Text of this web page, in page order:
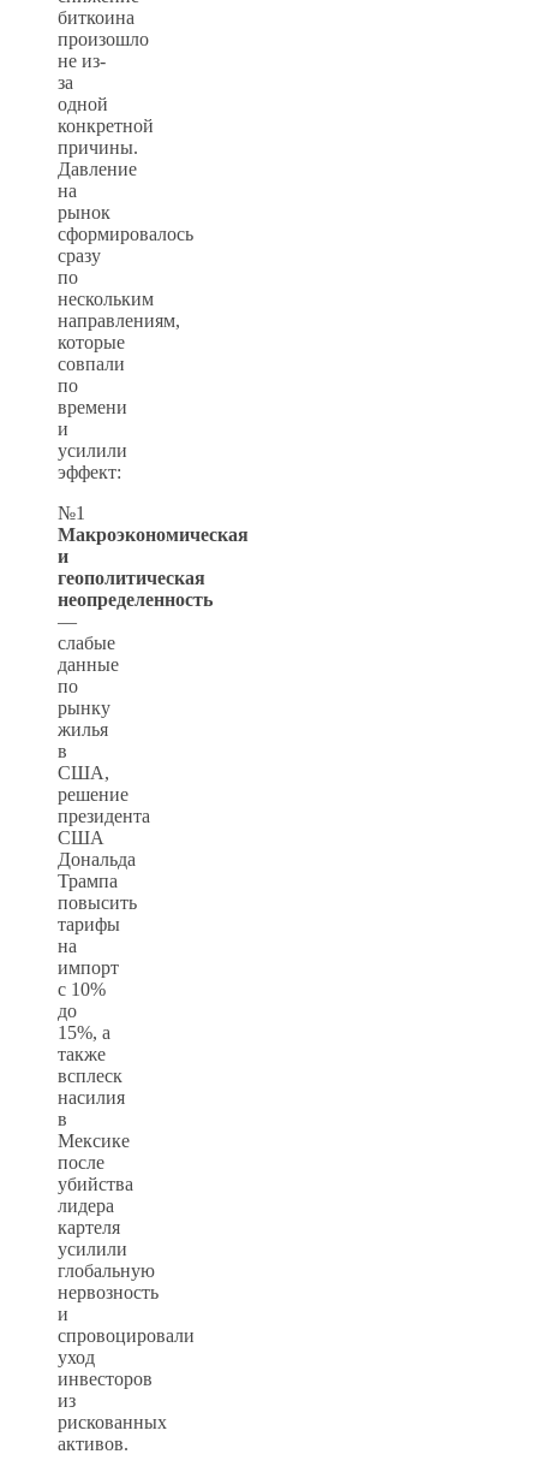
биткоина
произошло
не из-
за
одной
конкретной
причины.
Давление
на
рынок
сформировалось
сразу
по
нескольким
направлениям,
которые
совпали
по
времени
и
усилили
эффект:
№1
Макроэкономическая
и
геополитическая
неопределенность
—
слабые
данные
по
рынку
жилья
в
США,
решение
президента
США
Дональда
Трампа
повысить
тарифы
на
импорт
с 10%
до
15%, а
также
всплеск
насилия
в
Мексике
после
убийства
лидера
картеля
усилили
глобальную
нервозность
и
спровоцировали
уход
инвесторов
из
рискованных
активов.